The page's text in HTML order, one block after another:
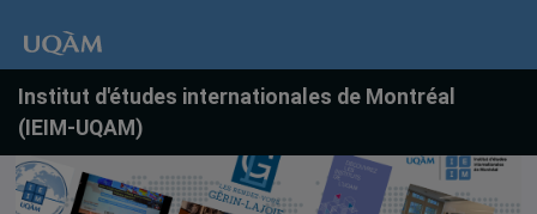
Institut d'études internationales de Montréal
(IEIM-UQAM)